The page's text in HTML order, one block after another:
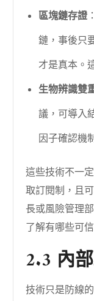
區塊鏈存證
鏈，事後只
才是真本。
生物辨識雙
議，可導入
因子確認機
這些技術不一
取訂閱制，且
長或風險管理
了解有哪些可
2.3 內
技術只是防線